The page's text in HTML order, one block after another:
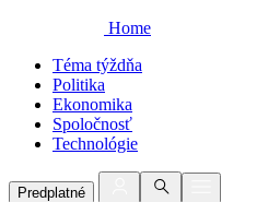
Home
Téma týždňa
Politika
Ekonomika
Spoločnosť
Technológie
Predplatné